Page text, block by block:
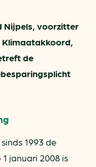
Nijpels, voorzitter
de
1993 de
januari 2008 is